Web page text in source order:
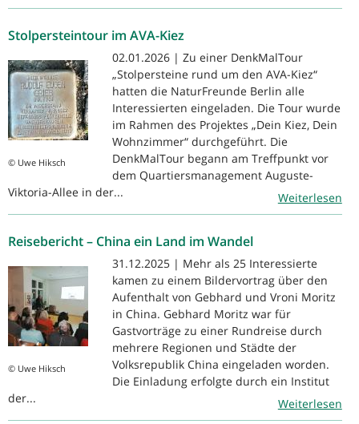
Stolpersteintour im AVA-Kiez
© Uwe Hiksch
02.01.2026 | Zu einer DenkMalTour
„Stolpersteine rund um den AVA-Kiez“
hatten die NaturFreunde Berlin alle
Interessierten eingeladen. Die Tour wurde
im Rahmen des Projektes „Dein Kiez, Dein
Wohnzimmer“ durchgeführt. Die
DenkMalTour begann am Treffpunkt vor
dem Quartiersmanagement Auguste-
Viktoria-Allee in der...
Weiterlesen
Reisebericht – China ein Land im Wandel
© Uwe Hiksch
31.12.2025 | Mehr als 25 Interessierte
kamen zu einem Bildervortrag über den
Aufenthalt von Gebhard und Vroni Moritz
in China. Gebhard Moritz war für
Gastvorträge zu einer Rundreise durch
mehrere Regionen und Städte der
Volksrepublik China eingeladen worden.
Die Einladung erfolgte durch ein Institut
der...
Weiterlesen